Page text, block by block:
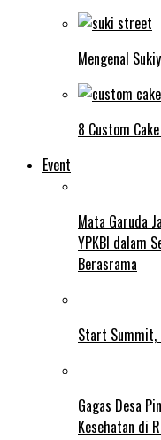
Mengenal
8 Custom
Event
Mata Garuda
YPKBI dalam
Berasrama
Start Summit,
Gagas Desa
Kesehatan di